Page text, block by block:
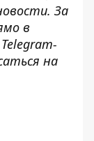
За
в
на